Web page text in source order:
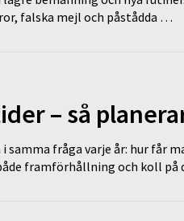
falska mejl och påstådda …
– så
fråga varje år: hur får
framförhållning och koll på